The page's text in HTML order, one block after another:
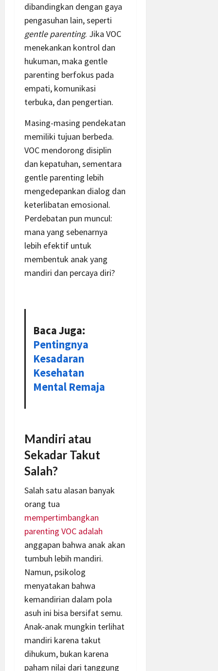
dibandingkan dengan gaya
pengasuhan lain, seperti
gentle parenting. Jika VOC
menekankan kontrol dan
hukuman, maka gentle
parenting berfokus pada
empati, komunikasi
terbuka, dan pengertian.
Masing-masing pendekatan
memiliki tujuan berbeda.
VOC mendorong disiplin
dan kepatuhan, sementara
gentle parenting lebih
mengedepankan dialog dan
keterlibatan emosional.
Perdebatan pun muncul:
mana yang sebenarnya
lebih efektif untuk
membentuk anak yang
mandiri dan percaya diri?
Baca Juga:
Pentingnya
Kesadaran
Kesehatan
Mental Remaja
Mandiri atau
Sekadar Takut
Salah?
Salah satu alasan banyak
orang tua
mempertimbangkan
parenting VOC adalah
anggapan bahwa anak akan
tumbuh lebih mandiri.
Namun, psikolog
menyatakan bahwa
kemandirian dalam pola
asuh ini bisa bersifat semu.
Anak-anak mungkin terlihat
mandiri karena takut
dihukum, bukan karena
paham nilai dari tanggung